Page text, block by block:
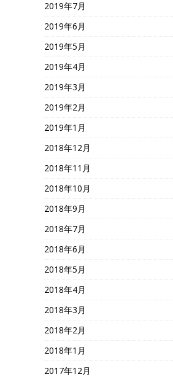
2019年7月
2019年6月
2019年5月
2019年4月
2019年3月
2019年2月
2019年1月
2018年12月
2018年11月
2018年10月
2018年9月
2018年7月
2018年6月
2018年5月
2018年4月
2018年3月
2018年2月
2018年1月
2017年12月